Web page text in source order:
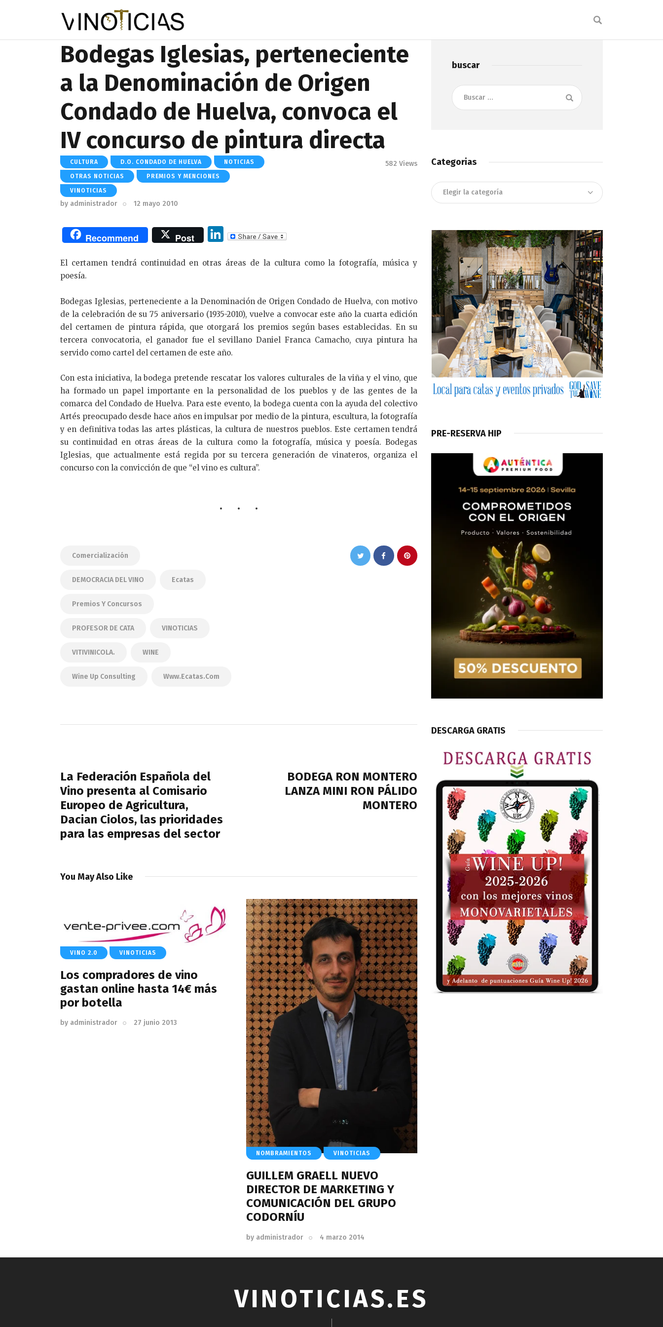
Bodegas Iglesias, perteneciente
a la Denominación de Origen
Condado de Huelva, convoca el
IV concurso de pintura directa
CULTURA D.O. CONDADO DE HUELVA NOTICIAS
OTRAS NOTICIAS PREMIOS Y MENCIONES
VINOTICIAS
by administrador 12 mayo 2010
582 Views
Recommend Post
Li
k
dI
n
El certamen tendrá continuidad en otras áreas de la cultura como la fotografía, música y
poesía.
Bodegas Iglesias, perteneciente a la Denominación de Origen Condado de Huelva, con motivo
de la celebración de su 75 aniversario (1935-2010), vuelve a convocar este año la cuarta edición
del certamen de pintura rápida, que otorgará los premios según bases establecidas. En su
tercera convocatoria, el ganador fue el sevillano Daniel Franca Camacho, cuya pintura ha
servido como cartel del certamen de este año.
Con esta iniciativa, la bodega pretende rescatar los valores culturales de la viña y el vino, que
ha formado un papel importante en la personalidad de los pueblos y de las gentes de la
comarca del Condado de Huelva. Para este evento, la bodega cuenta con la ayuda del colectivo
Artés preocupado desde hace años en impulsar por medio de la pintura, escultura, la fotografía
y en definitiva todas las artes plásticas, la cultura de nuestros pueblos. Este certamen tendrá
su continuidad en otras áreas de la cultura como la fotografía, música y poesía. Bodegas
Iglesias, que actualmente está regida por su tercera generación de vinateros, organiza el
concurso con la convicción de que “el vino es cultura”.
Comercialización
DEMOCRACIA DEL VINO Ecatas
Premios Y Concursos
PROFESOR DE CATA VINOTICIAS
VITIVINICOLA. WINE
Wine Up Consulting Www.ecatas.com
entradas
La Federación Española del
Vino presenta al Comisario
Europeo de Agricultura,
Dacian Ciolos, las prioridades
para las empresas del sector
BODEGA RON MONTERO
LANZA MINI RON PÁLIDO
MONTERO
You May Also Like
VINO 2.0 VINOTICIAS
Los compradores de vino
gastan online hasta 14€ más
por botella
by administrador 27 junio 2013
NOMBRAMIENTOS VINOTICIAS
GUILLEM GRAELL NUEVO
DIRECTOR DE MARKETING Y
COMUNICACIÓN DEL GRUPO
CODORNÍU
by administrador 4 marzo 2014
buscar
Buscar:
Categorias
Categorias
PRE-RESERVA HIP
DESCARGA GRATIS
VINOTICIAS.ES